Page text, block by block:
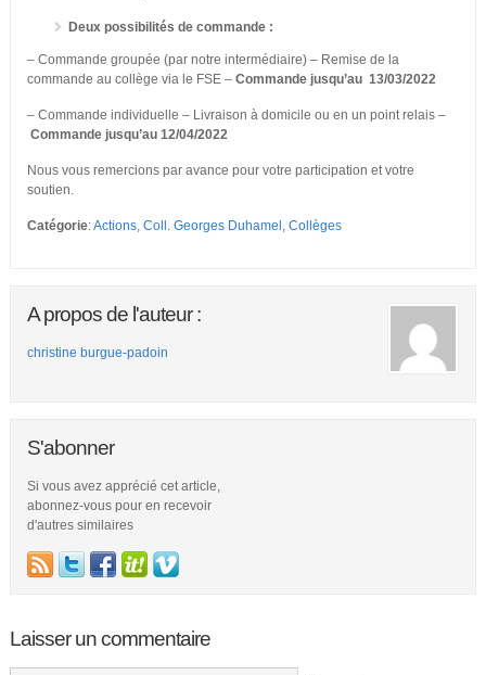
Deux possibilités de commande :
– Commande groupée (par notre intermédiaire) – Remise de la
commande au collège via le FSE – Commande jusqu’au 13/03/2022
– Commande individuelle – Livraison à domicile ou en un point relais –
Commande jusqu’au 12/04/2022
Nous vous remercions par avance pour votre participation et votre
soutien.
Catégorie:Actions, Coll. Georges Duhamel , Collèges
A propos de l'auteur :
christine burgue-padoin
S'abonner
Si vous avez apprécié cet article,
abonnez-vous pour en recevoir
d'autres similaires
Laisser un commentaire